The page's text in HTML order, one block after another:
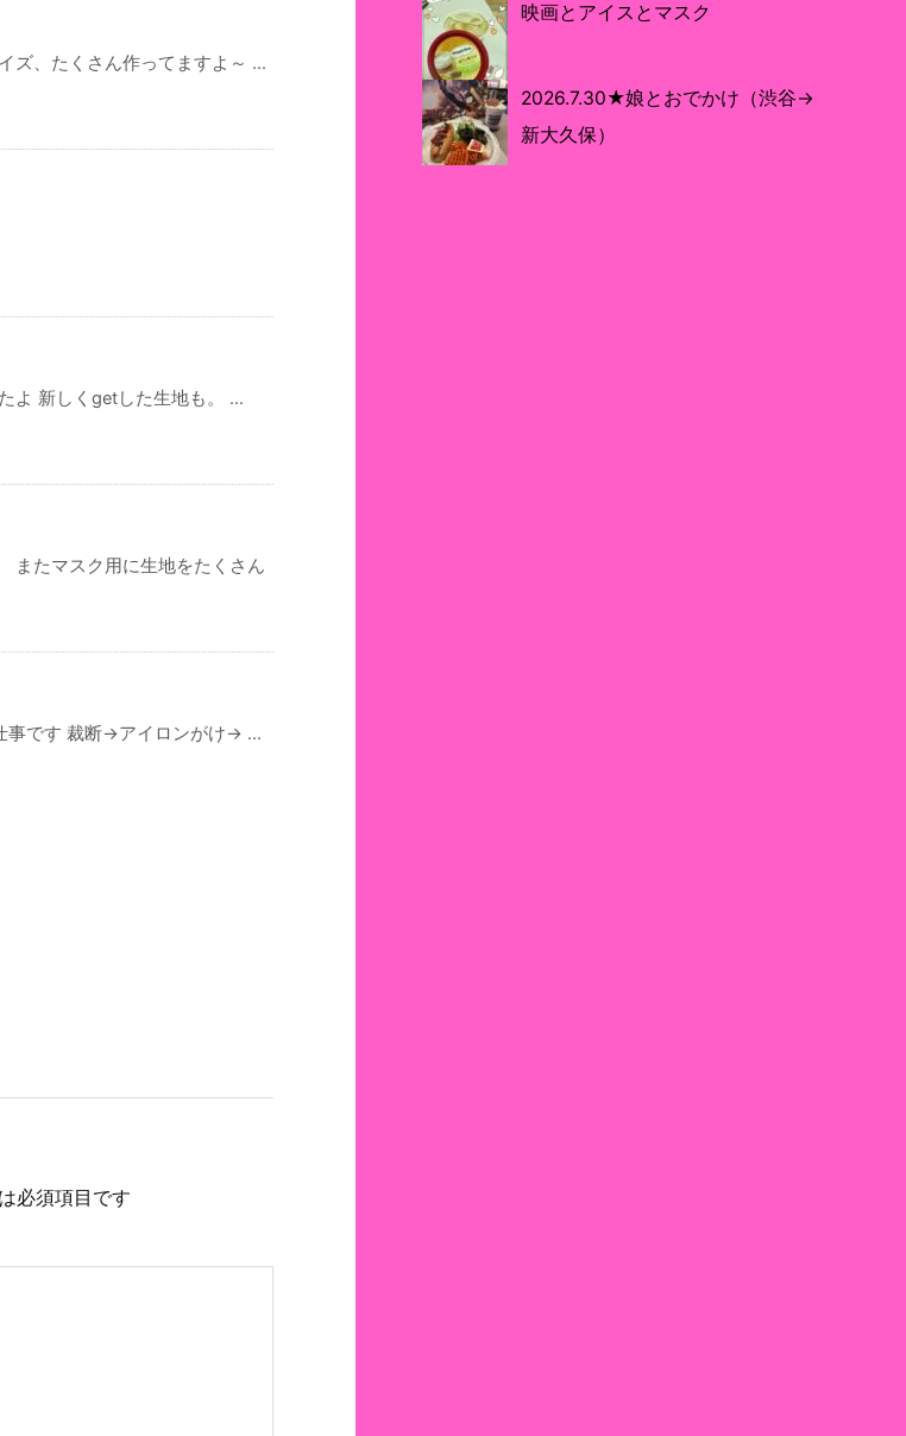
ズ、たくさん作ってますよ～ ...
よ 新しくgetした生地も。 ...
またマスク用に生地をたくさん
事です 裁断→アイロンがけ→ ...
必須項目です
映画とアイスとマスク
2026.7.30★娘とおでかけ（渋谷→
新大久保）